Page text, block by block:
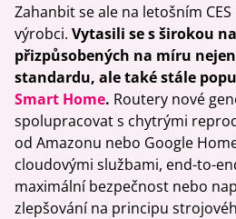
Zahanbit se ale na letošním
výrobci. Vytasili se s širokou
přizpůsobených na míru
standardu, ale také stále
Smart Home. Routery nové
spolupracovat s chytrými
od Amazonu nebo Google
cloudovými službami, end-to-
maximální bezpečnost nebo
zlepšování na principu